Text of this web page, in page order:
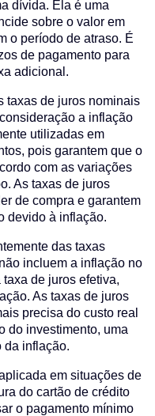
dívida. Ela é uma
sobre o valor em
o período de atraso. É
de pagamento para
adicional.
taxas de juros nominais
a inflação
utilizadas em
pois garantem que o
com as variações
As taxas de juros
de compra e garantem
devido à inflação.
das taxas
incluem a inflação no
de juros efetiva,
As taxas de juros
precisa do custo real
do investimento, uma
da inflação.
em situações de
do cartão de crédito
o pagamento mínimo